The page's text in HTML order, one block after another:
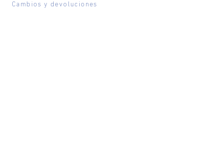
Cambios y devoluciones